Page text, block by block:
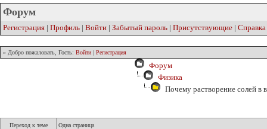
Форум
Регистрация | Профиль | Войти | Забытый пароль | Присутствующие | Справка
» Добро пожаловать, Гость: Войти | Регистрация
Форум
Физика
Почему растворение солей в
Переход к теме
Одна страница